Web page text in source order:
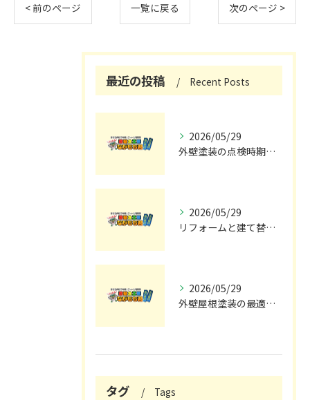
< 前のページ 一覧に戻る 次のページ >
最近の投稿 Recent Posts
2026/05/29
外壁塗装の点検時期と施工の最適タイミング
2026/05/29
リフォームと建て替えの費用と注意点完全解説
2026/05/29
外壁屋根塗装の最適メンテナンス時期
タグ Tags